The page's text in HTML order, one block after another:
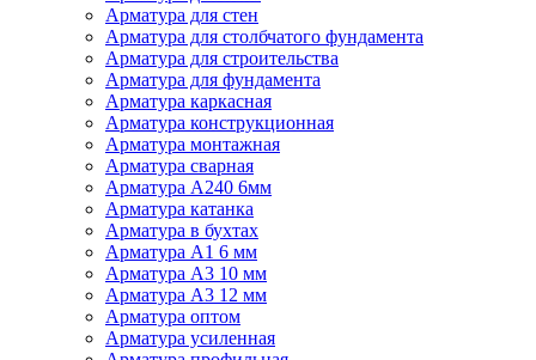
Арматура для стен
Арматура для столбчатого фундамента
Арматура для строительства
Арматура для фундамента
Арматура каркасная
Арматура конструкционная
Арматура монтажная
Арматура сварная
Арматура А240 6мм
Арматура катанка
Арматура в бухтах
Арматура А1 6 мм
Арматура А3 10 мм
Арматура А3 12 мм
Арматура оптом
Арматура усиленная